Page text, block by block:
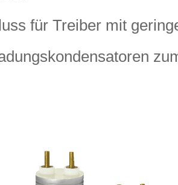
für Treiber mit